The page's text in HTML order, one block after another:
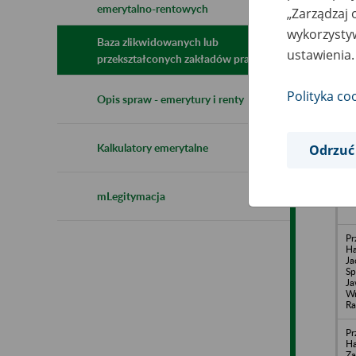
emerytalno-rentowych
Baza zlikwidowanych lub
przekształconych zakładów pracy
Opis spraw - emerytury i renty
Kalkulatory emerytalne
mLegitymacja
„Zarządzaj
Polityka